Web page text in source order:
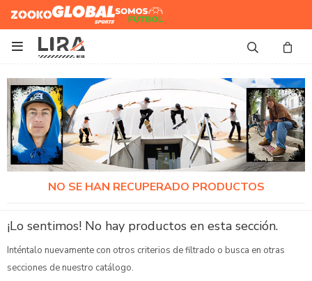
Zooko Global Sports
Somos
Futbol

NO SE HAN RECUPERADO PRODUCTOS
¡Lo sentimos! No hay productos en esta sección.
Inténtalo nuevamente con otros criterios de filtrado o busca en otras
secciones de nuestro catálogo.